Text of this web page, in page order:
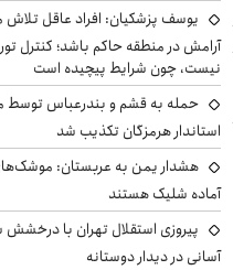
یوسف پزشکیان: افراد عاقل تلاش
آرامش در منطقه حاکم باشد؛ کنترل
نیست، چون شرایط پیچیده است
حمله به قشم و بندرعباس توسط
استاندار هرمزگان تکذیب شد
هشدار یمن به عربستان:
آماده شلیک هستند
پیروزی استقلال تهران با
آسانی در دیدار دوستانه